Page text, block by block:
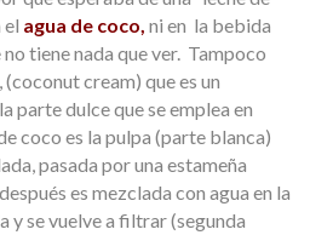
el agua de coco, ni en la bebida
tiene nada que ver. Tampoco
cream) que es un
parte dulce que se emplea en
coco es la pulpa (parte blanca)
pasada por una estameña
es mezclada con agua en la
y se vuelve a filtrar (segunda